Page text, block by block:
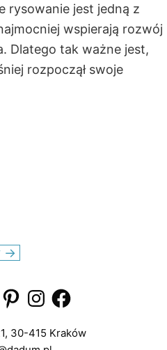
rysowanie jest jedną z
wspierają rozwój
Dlatego tak ważne jest,
rozpoczął swoje
→
PinterestInstagramFacebook
30-415 Kraków